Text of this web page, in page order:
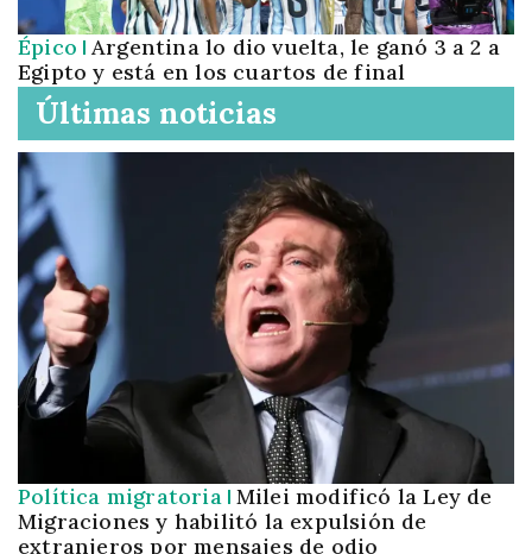
Épico Argentina lo dio vuelta, le ganó 3 a 2 a
Egipto y está en los cuartos de final
Últimas noticias
Política migratoria Milei modificó la Ley de
Migraciones y habilitó la expulsión de
extranjeros por mensajes de odio